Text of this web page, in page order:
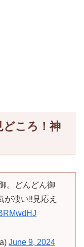
どころ！神
。どんどん御
が凄い‼️見応え
June 9, 2024